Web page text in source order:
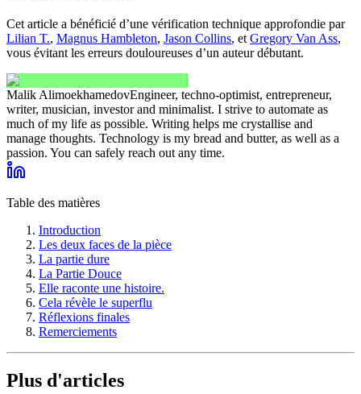
Cet article a bénéficié d’une vérification technique approfondie par
Lilian T., Magnus Hambleton, Jason Collins, et Gregory Van Ass,
vous évitant les erreurs douloureuses d’un auteur débutant.
Malik AlimoekhamedovEngineer, techno-optimist, entrepreneur,
writer, musician, investor and minimalist. I strive to automate as
much of my life as possible. Writing helps me crystallise and
manage thoughts. Technology is my bread and butter, as well as a
passion. You can safely reach out any time.
Table des matières
Introduction
Les deux faces de la pièce
La partie dure
La Partie Douce
Elle raconte une histoire.
Cela révèle le superflu
Réflexions finales
Remerciements
Plus d'articles